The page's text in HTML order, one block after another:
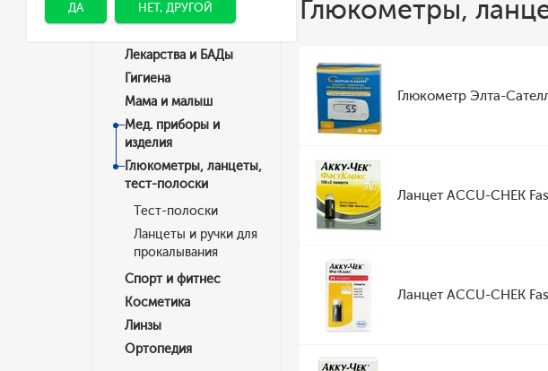
ДА НЕТ, ДРУГОЙ
Категории
Лекарства и БАДы
Гигиена
Мама и малыш
Мед. приборы и
изделия
Глюкометры, ланцеты,
тест-полоски
Тест-полоски
Ланцеты и ручки для
прокалывания
Спорт и фитнес
Косметика
Линзы
Ортопедия
Глюкометры,
Глюкометр Элта-
Ланцет ACCU-CHEK
Ланцет ACCU-CHEK